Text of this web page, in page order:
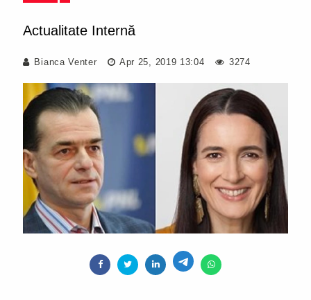
Actualitate Internă
Bianca Venter Apr 25, 2019 13:04 3274